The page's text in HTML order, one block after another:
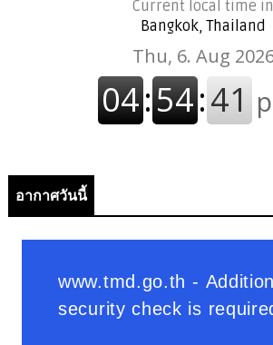
Current local time in
Bangkok, Thailand
อากาศวันนี้